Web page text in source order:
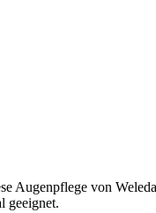
Augenpflege von
geeignet.